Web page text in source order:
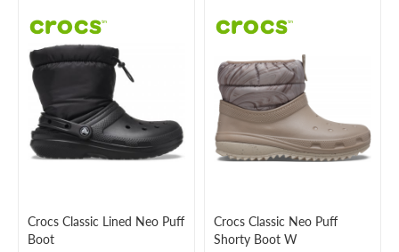
Crocs Classic Lined Neo Puff
Boot
Crocs Classic Neo Puff
Shorty Boot W